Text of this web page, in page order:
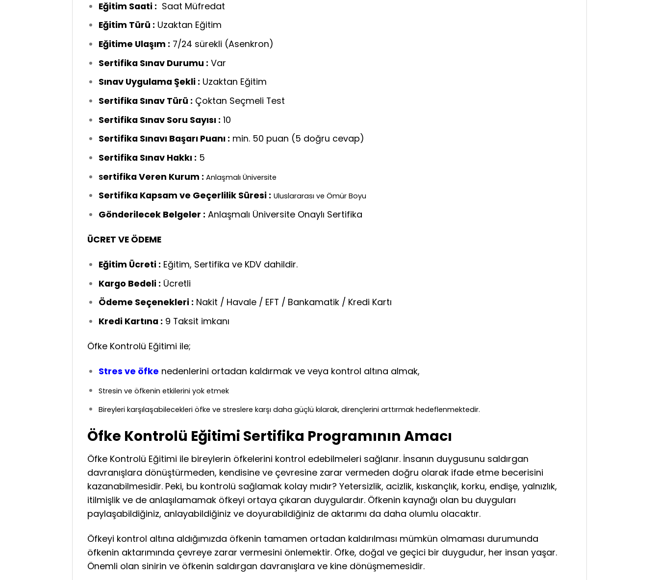
Eğitim Saati : Saat Müfredat
Eğitim Türü : Uzaktan Eğitim
Eğitime Ulaşım : 7/24 sürekli (Asenkron)
Sertifika Sınav Durumu : Var
Sınav Uygulama Şekli : Uzaktan Eğitim
Sertifika Sınav Türü : Çoktan Seçmeli Test
Sertifika Sınav Soru Sayısı : 10
Sertifika Sınavı Başarı Puanı : min. 50 puan (5 doğru cevap)
Sertifika Sınav Hakkı : 5
Sertifika Veren Kurum : Anlaşmalı Üniversite
Sertifika Kapsam ve Geçerlilik Süresi : Uluslararası ve Ömür Boyu
Gönderilecek Belgeler : Anlaşmalı Üniversite Onaylı Sertifika
ÜCRET VE ÖDEME
Eğitim Ücreti : Eğitim, Sertifika ve KDV dahildir.
Kargo Bedeli : Ücretli
Ödeme Seçenekleri : Nakit / Havale / EFT / Bankamatik / Kredi Kartı
Kredi Kartına : 9 Taksit imkanı
Öfke Kontrolü Eğitimi ile;
Stres ve öfke nedenlerini ortadan kaldırmak ve veya kontrol altına almak,
Stresin ve öfkenin etkilerini yok etmek
Bireyleri karşılaşabilecekleri öfke ve streslere karşı daha güçlü kılarak, dirençlerini arttırmak hedeflenmektedir.
Öfke Kontrolü Eğitimi Sertifika Programının Amacı
Öfke Kontrolü Eğitimi ile bireylerin öfkelerini kontrol edebilmeleri sağlanır. İnsanın duygusunu saldırgan
davranışlara dönüştürmeden, kendisine ve çevresine zarar vermeden doğru olarak ifade etme becerisini
kazanabilmesidir. Peki, bu kontrolü sağlamak kolay mıdır? Yetersizlik, acizlik, kıskançlık, korku, endişe, yalnızlık,
itilmişlik ve de anlaşılamamak öfkeyi ortaya çıkaran duygulardır. Öfkenin kaynağı olan bu duyguları
paylaşabildiğiniz, anlayabildiğiniz ve doyurabildiğiniz de aktarımı da daha olumlu olacaktır.
Öfkeyi kontrol altına aldığımızda öfkenin tamamen ortadan kaldırılması mümkün olmaması durumunda
öfkenin aktarımında çevreye zarar vermesini önlemektir. Öfke, doğal ve geçici bir duygudur, her insan yaşar.
Önemli olan sinirin ve öfkenin saldırgan davranışlara ve kine dönüşmemesidir.